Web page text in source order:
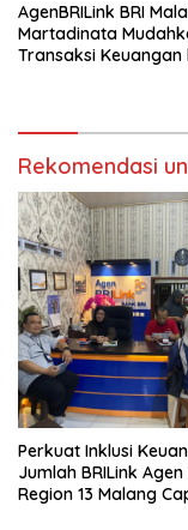
AgenBRILink BRI
Martadinata
Transaksi Keuangan
Rekomendasi
Perkuat Inklusi
Jumlah BRILink Agen
Region 13 Malang